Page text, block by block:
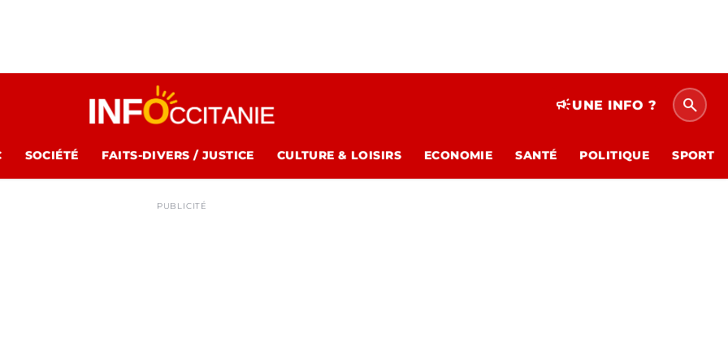
campaignUNE INFO ? search
SOCIÉTÉ FAITS-DIVERS / JUSTICE CULTURE & LOISIRS ECONOMIE SANTÉ POLITIQUE SPORT
PUBLICITÉ